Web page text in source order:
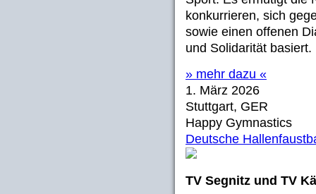
konkurrieren, sich
sowie einen offenen
und Solidarität
» mehr dazu «
1. März 2026
Stuttgart, GER
Happy Gymnastics
Deutsche
TV Segnitz und TV